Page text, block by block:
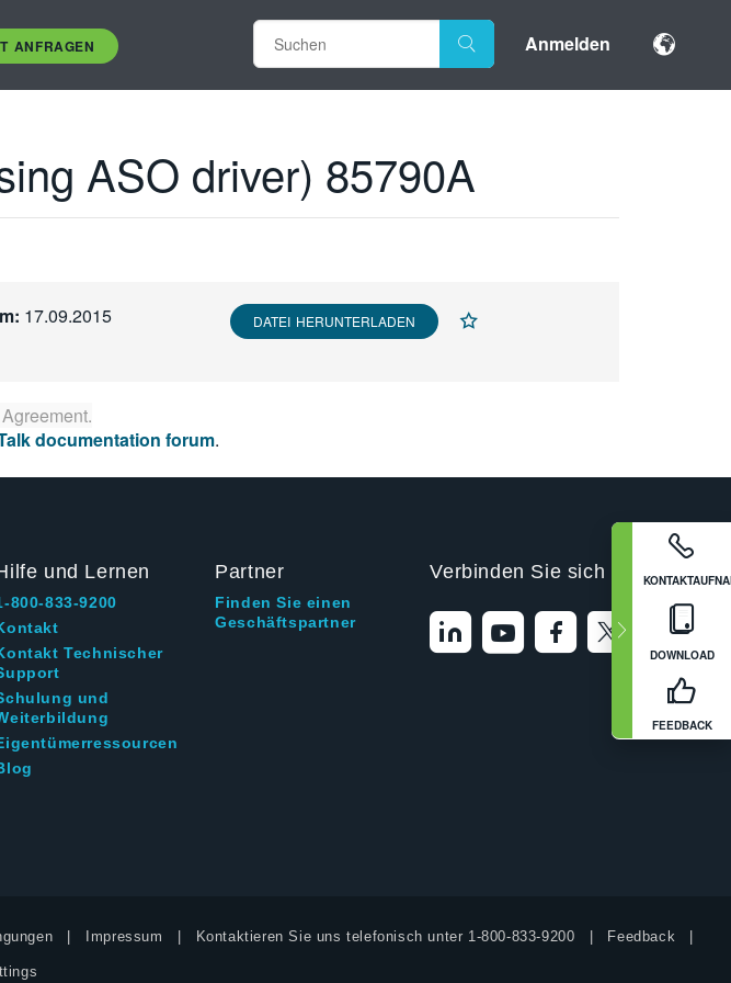
ANFRAGEN Anmelden
DOWNLOAD
FEEDBACK
ASO driver) 85790A
17.09.2015 DATEI HERUNTERLADEN
.
documentation forum.
und Lernen
800-833-9200
Technischer
und
Partner
Finden Sie einen
Geschäftspartner
Verbinden Sie sich mit uns
Impressum Kontaktieren Sie uns telefonisch unter 1-800-833-9200 Feedback